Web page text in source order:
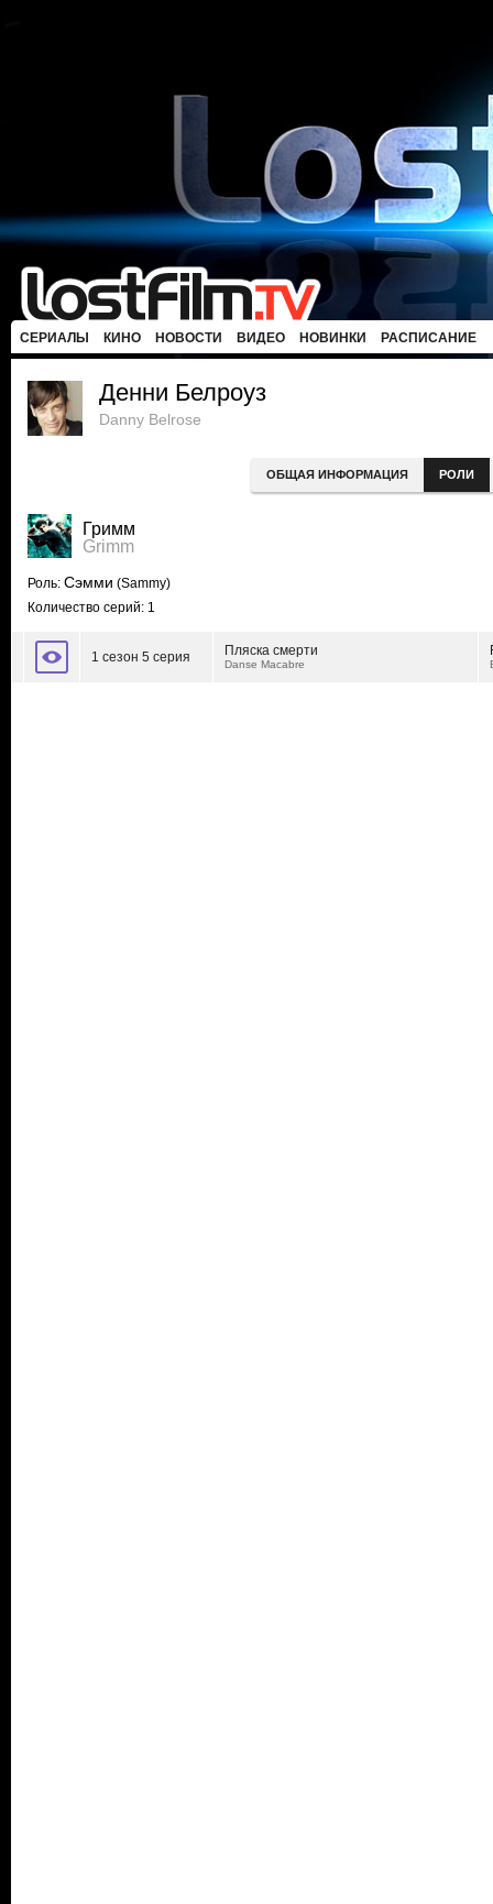
СЕРИАЛЫ КИНО НОВОСТИ ВИДЕО НОВИНКИ РАСПИСАНИЕ
Денни Белроуз
Danny Belrose
ОБЩАЯ ИНФОРМАЦИЯ РОЛИ
Гримм
Grimm
Роль: Сэмми (Sammy)
Количество серий: 1
1 сезон 5 серия Пляска смерти
Danse Macabre